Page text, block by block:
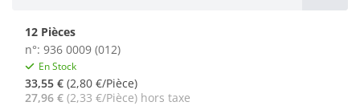
12 Pièces
n°: 936 0009 (012)
En Stock
33,55 € (2,80 €/Pièce)
27,96 € (2,33 €/Pièce) hors taxe